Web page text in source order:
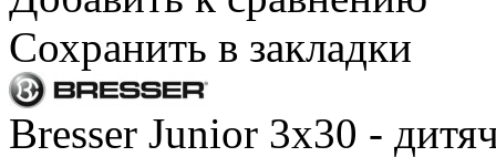
Сохранить в закладки
Bresser Junior 3x30 -